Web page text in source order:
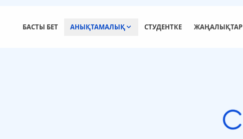
БАСТЫ БЕТ АНЫҚТАМАЛЫҚ СТУДЕНТКЕ ЖАҢАЛЫҚТАР